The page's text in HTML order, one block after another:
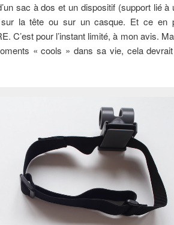
sac à dos et un dispositif (support lié à
sur la tête ou sur un casque. Et ce en
C’est pour l’instant limité, à mon avis.
« cools » dans sa vie, cela